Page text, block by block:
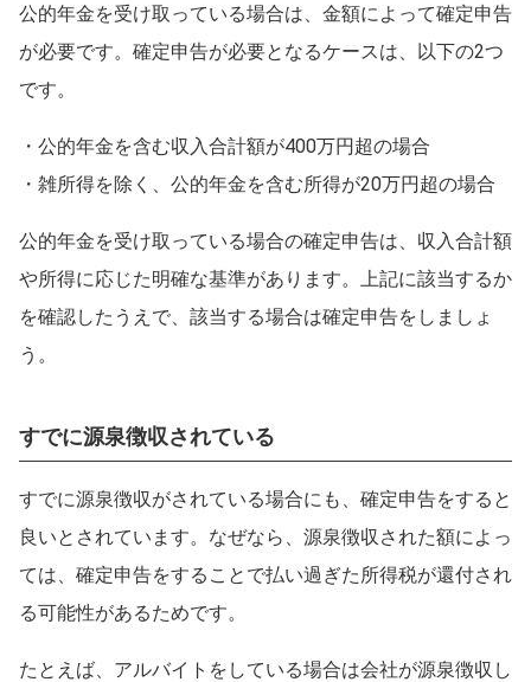
公的年金を受け取っている場合は、金額によって確定申告
が必要です。確定申告が必要となるケースは、以下の2つ
です。
・公的年金を含む収入合計額が400万円超の場合
・雑所得を除く、公的年金を含む所得が20万円超の場合
公的年金を受け取っている場合の確定申告は、収入合計額
や所得に応じた明確な基準があります。上記に該当するか
を確認したうえで、該当する場合は確定申告をしましょ
う。
すでに源泉徴収されている
すでに源泉徴収がされている場合にも、確定申告をすると
良いとされています。なぜなら、源泉徴収された額によっ
ては、確定申告をすることで払い過ぎた所得税が還付され
る可能性があるためです。
たとえば、アルバイトをしている場合は会社が源泉徴収し